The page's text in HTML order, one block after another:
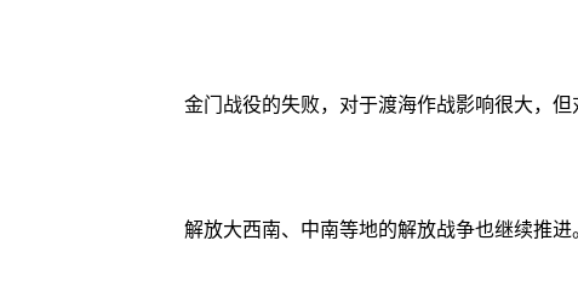
金门战役的失败，对于渡海作战影响很大，但
解放大西南、中南等地的解放战争也继续推进